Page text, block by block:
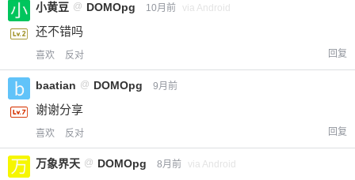
小黄豆 @ DOMOpg 10月前 via Android
还不错吗
喜欢 反对 回复
baatian @ DOMOpg 9月前
谢谢分享
喜欢 反对 回复
万象界天 @ DOMOpg 8月前 via Android